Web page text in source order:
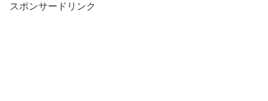
スポンサードリンク